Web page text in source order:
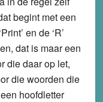
begint met een
en de ‘R’
dat is maar een
die daar op let,
die woorden die
hoofdletter